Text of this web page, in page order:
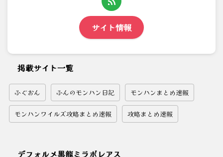
サイト情報
掲載サイト一覧
ふぐおん ふんのモンハン日記 モンハンまとめ速報
モンハンワイルズ攻略まとめ速報 攻略まとめ速報
デフォルメ黒龍ミラボレアス